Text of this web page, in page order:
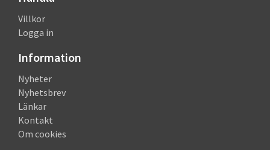
Villkor
Logga in
Information
Nyheter
Nyhetsbrev
Länkar
Kontakt
Om cookies